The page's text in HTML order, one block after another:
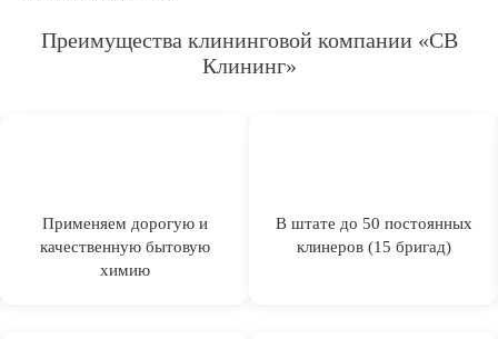
Преимущества клининговой компании «СВ
Клининг»
Применяем дорогую и
качественную бытовую
химию
В штате до 50 постоянных
клинеров (15 бригад)